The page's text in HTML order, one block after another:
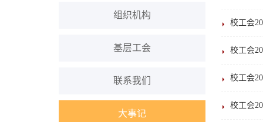
组织机构
基层工会
联系我们
大事记
校工会
校工会
校工会
校工会